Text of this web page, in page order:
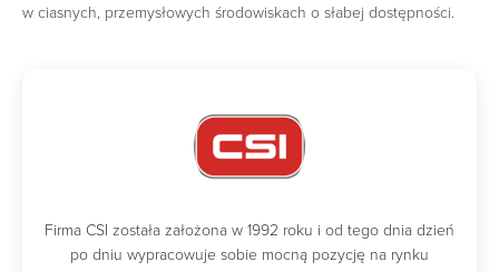
w ciasnych, przemysłowych środowiskach o słabej dostępności.
Firma CSI została założona w 1992 roku i od tego dnia dzień
po dniu wypracowuje sobie mocną pozycję na rynku